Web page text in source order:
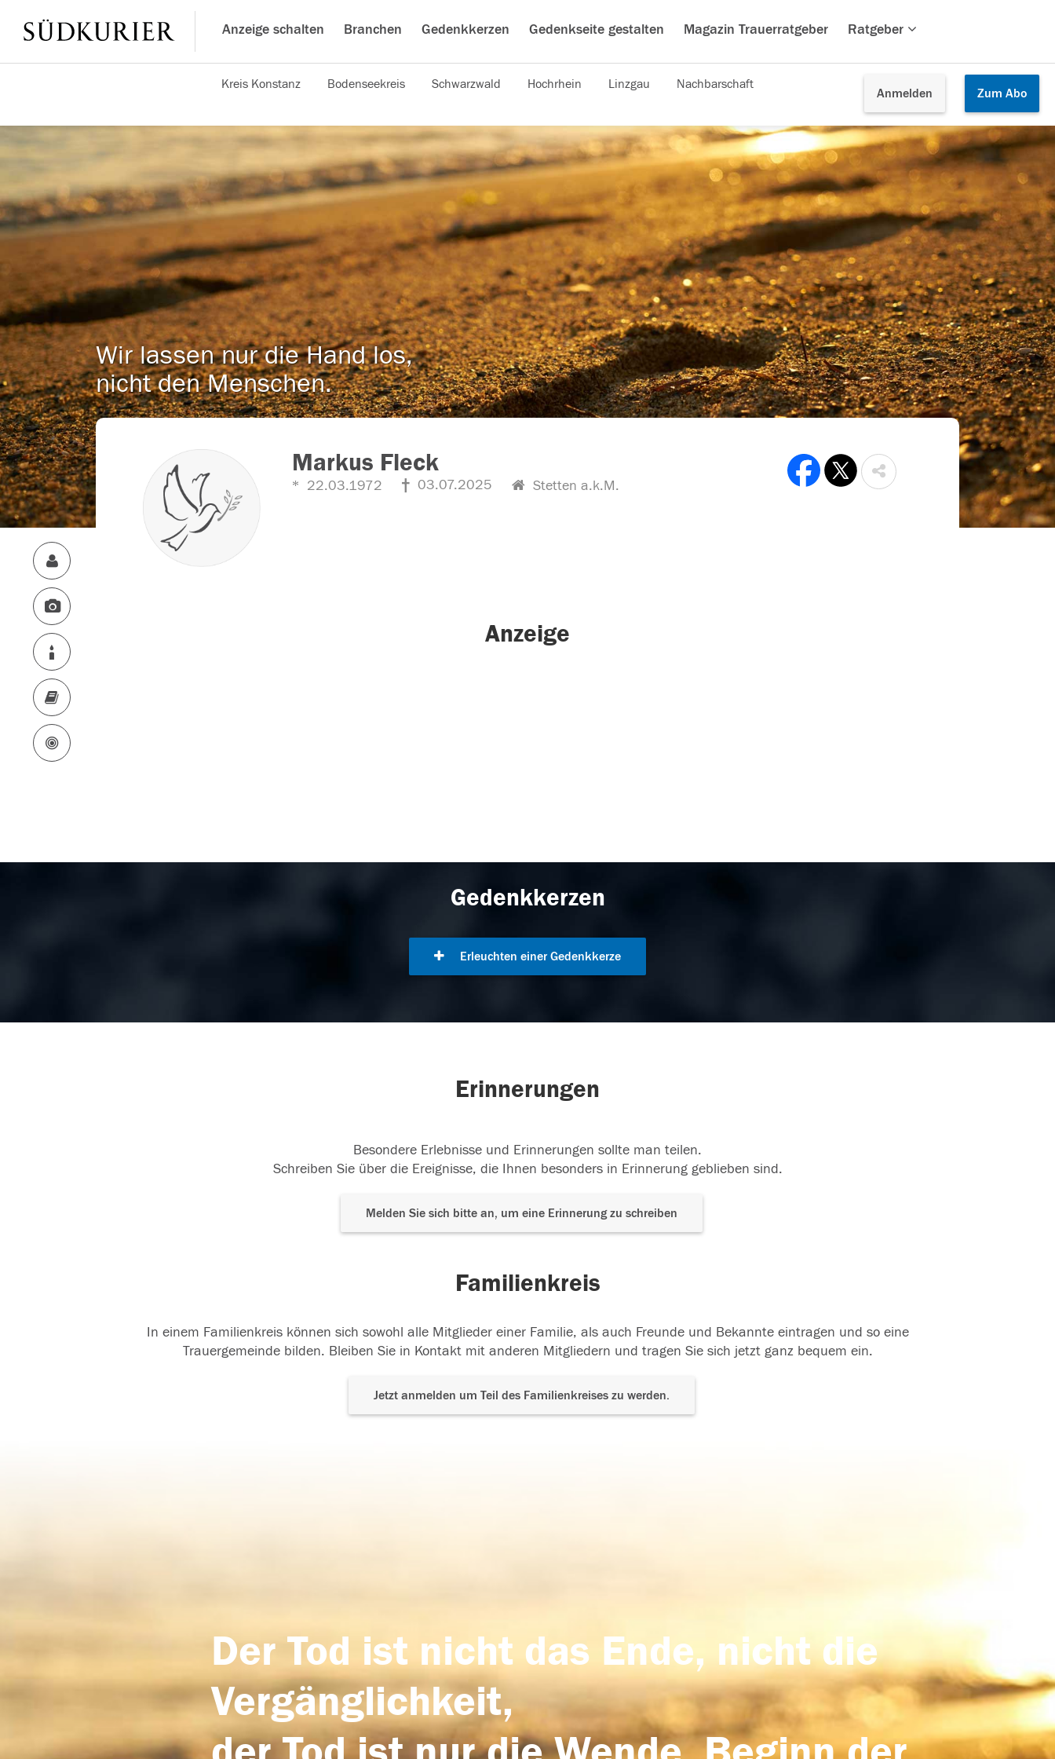
Anzeige schalten Branchen Gedenkkerzen Gedenkseite gestalten Magazin Trauerratgeber Ratgeber
Anmelden Zum Abo
Kreis Konstanz Bodenseekreis Schwarzwald Hochrhein Linzgau Nachbarschaft
Wir lassen nur die Hand los,
nicht den Menschen.
Markus Fleck
22.03.1972 03.07.2025 Stetten a.k.M.
Anzeige
Gedenkkerzen
Erleuchten einer Gedenkkerze
Erinnerungen
Besondere Erlebnisse und Erinnerungen sollte man teilen.
Schreiben Sie über die Ereignisse, die Ihnen besonders in Erinnerung geblieben sind.
Melden Sie sich bitte an, um eine Erinnerung zu schreiben
Familienkreis
In einem Familienkreis können sich sowohl alle Mitglieder einer Familie, als auch Freunde und Bekannte eintragen und so eine
Trauergemeinde bilden. Bleiben Sie in Kontakt mit anderen Mitgliedern und tragen Sie sich jetzt ganz bequem ein.
Jetzt anmelden um Teil des Familienkreises zu werden.
Der Tod ist nicht das Ende, nicht die
Vergänglichkeit,